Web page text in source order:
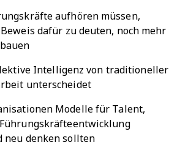
aufhören müssen,
dafür zu deuten, noch mehr
Intelligenz von traditioneller
unterscheidet
Modelle für Talent,
neu denken sollten